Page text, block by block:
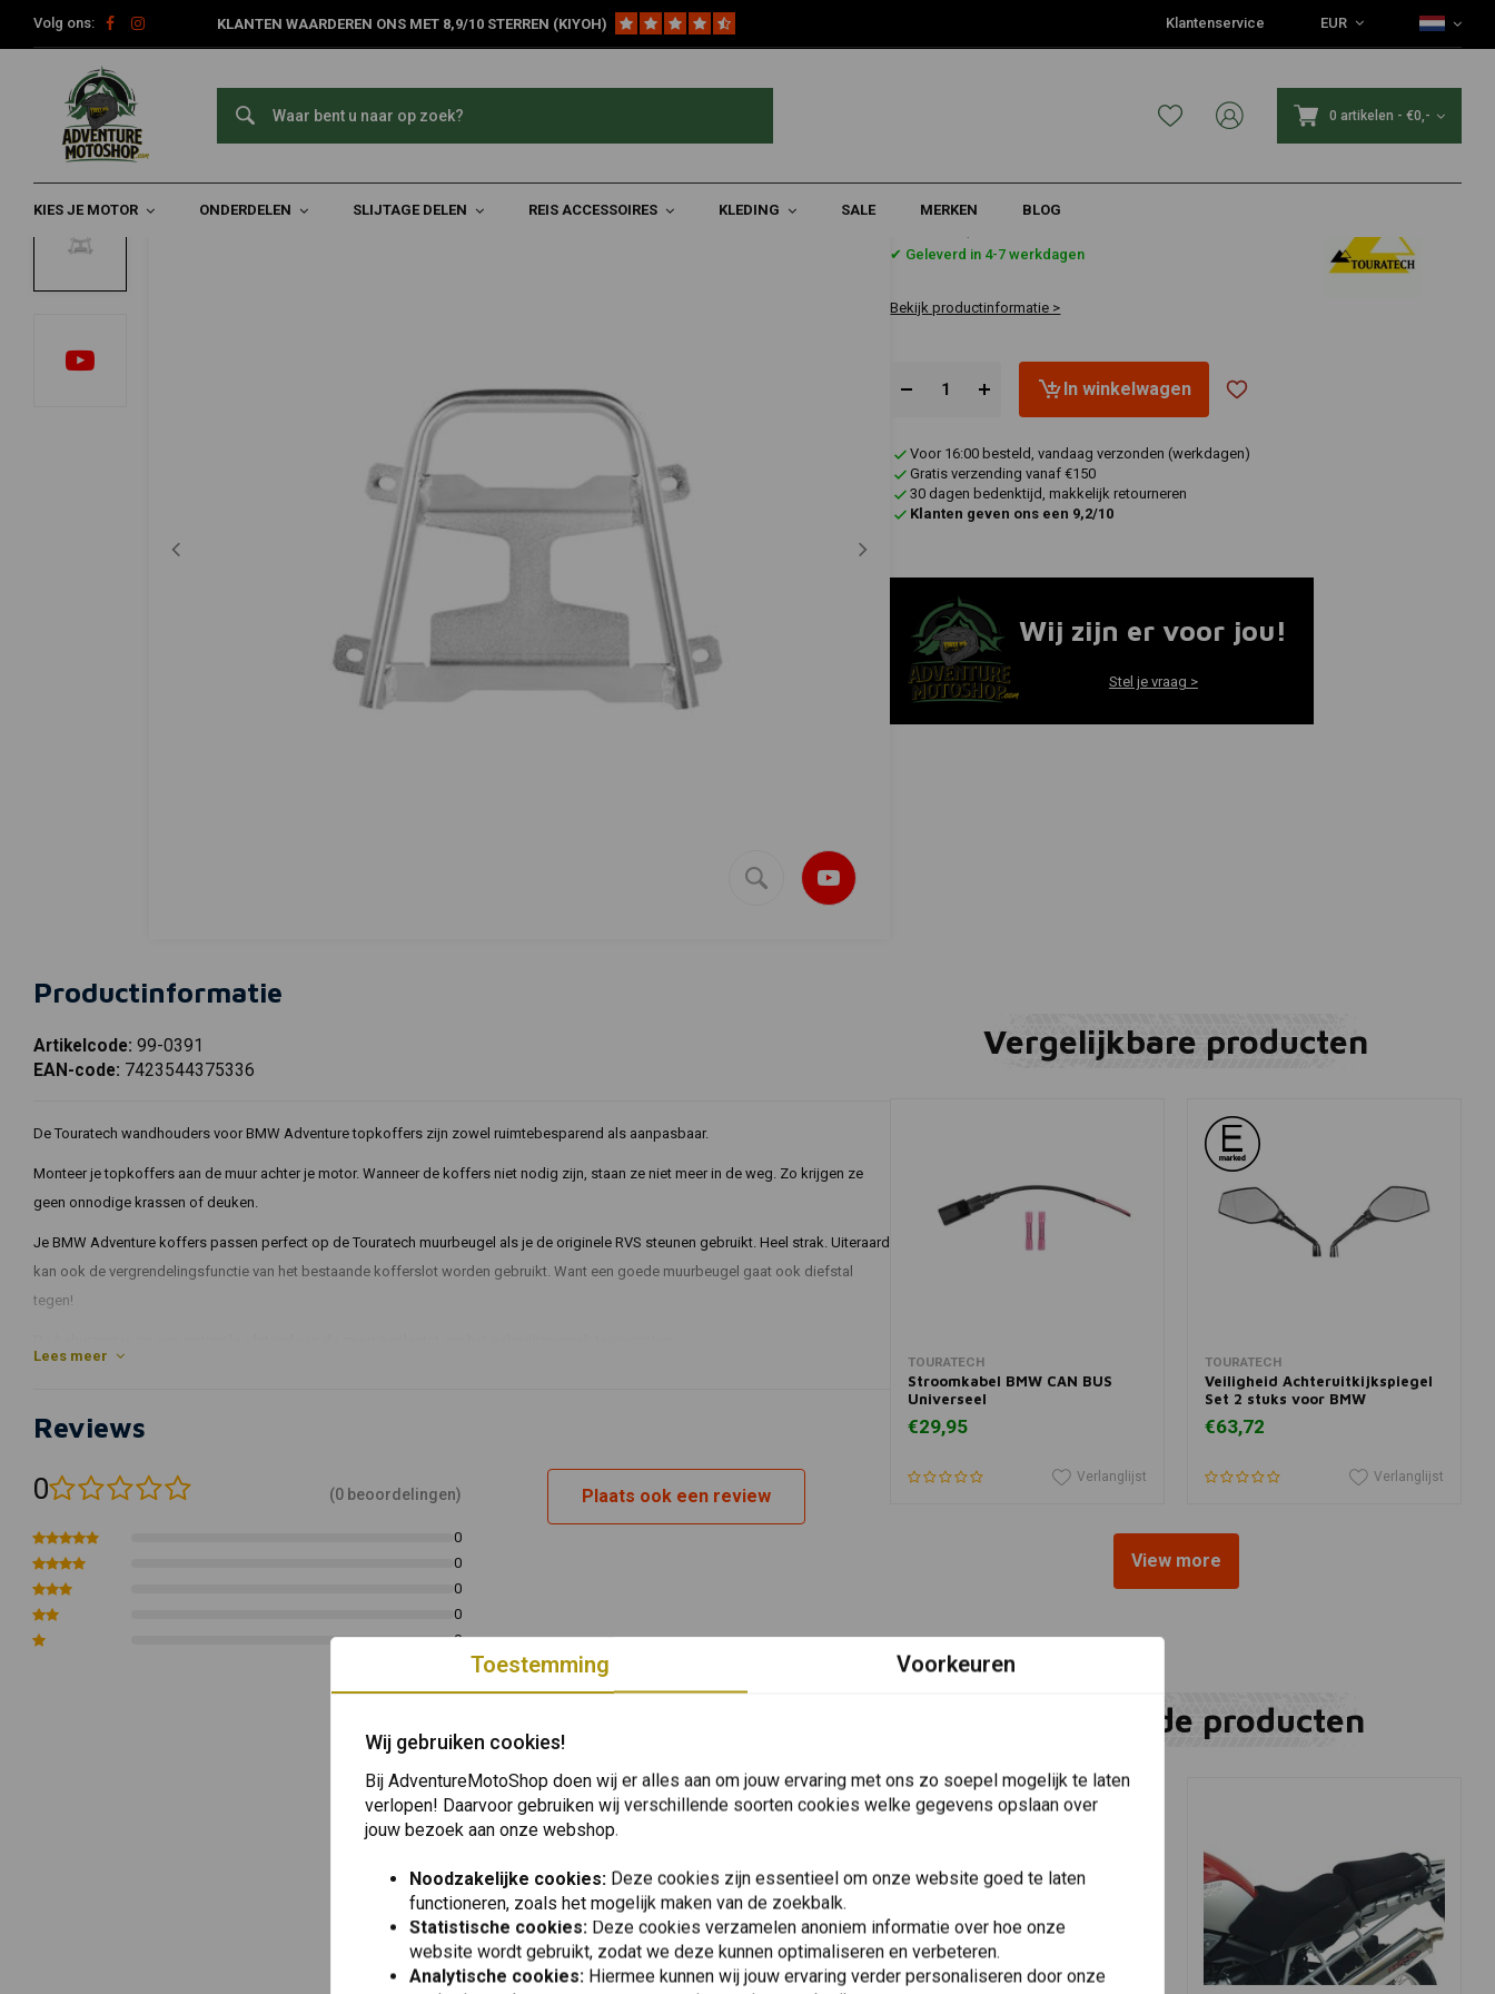
Volg ons: KLANTEN WAARDEREN ONS MET 8,9/10 STERREN (KIYOH) Klantenservice EUR
0 artikelen - €0,-
KIES JE MOTOR ONDERDELEN SLIJTAGE DELEN REIS ACCESSOIRES KLEDING SALE MERKEN BLOG
Home Kies Je Motor BMW BMW R 1200 GS Adventure ('06-'13) Muurbeugel voor Origineel BMW Adventure Aluminium |Topkoffer|
TOURATECH
Muurbeugel voor Origineel BMW Adventure Aluminium |Topkoffer|
0/5 (0 reviews)
€136,05
✔ Geleverd in 4-7 werkdagen
Bekijk productinformatie >
In winkelwagen
Voor 16:00 besteld, vandaag verzonden (werkdagen)
Gratis verzending vanaf €150
30 dagen bedenktijd, makkelijk retourneren
Klanten geven ons een 9,2/10
Wij zijn er voor jou!
Stel je vraag >
Productinformatie
Artikelcode: 99-0391
EAN-code: 7423544375336
De Touratech wandhouders voor BMW Adventure topkoffers zijn zowel ruimtebesparend als aanpasbaar.
Monteer je topkoffers aan de muur achter je motor. Wanneer de koffers niet nodig zijn, staan ze niet meer in de weg. Zo krijgen ze
geen onnodige krassen of deuken.
Je BMW Adventure koffers passen perfect op de Touratech muurbeugel als je de originele RVS steunen gebruikt. Heel strak. Uiteraard
kan ook de vergrendelingsfunctie van het bestaande kofferslot worden gebruikt. Want een goede muurbeugel gaat ook diefstal
tegen!
muurbeugels worden gebruikt op campers, aanhangers of pick-up trucks.
Compatibel met BMW aluminium topkoffers voor de volgende modellen:
- R1200GS BMW (LC)
- R1200GS Avontuur BMW (LC)
- F850GS Avontuur BMW
Download
Lees meer
Reviews
0 (0 beoordelingen)
0
0
0
0
0
Plaats ook een review
Vergelijkbare producten
In winkelwagen
TOURATECH
Stroomkabel BMW CAN BUS
Universeel
€29,95
Verlanglijst
In winkelwagen
TOURATECH
Veiligheid Achteruitkijkspiegel
Set 2 stuks voor BMW
€63,72
Verlanglijst
View more
Gerelateerde producten
Toestemming Voorkeuren
Wij gebruiken cookies!
Bij AdventureMotoShop doen wij er alles aan om jouw ervaring met ons zo soepel mogelijk te laten
verlopen! Daarvoor gebruiken wij verschillende soorten cookies welke gegevens opslaan over
jouw bezoek aan onze webshop.
Noodzakelijke cookies: Deze cookies zijn essentieel om onze website goed te laten
functioneren, zoals het mogelijk maken van de zoekbalk.
Statistische cookies: Deze cookies verzamelen anoniem informatie over hoe onze
website wordt gebruikt, zodat we deze kunnen optimaliseren en verbeteren.
Analytische cookies: Hiermee kunnen wij jouw ervaring verder personaliseren door onze